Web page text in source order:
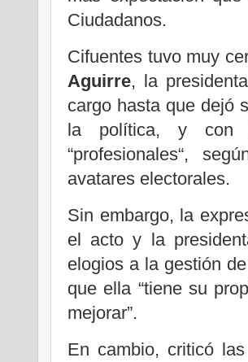
Ciudadanos.
Cifuentes tuvo muy
Aguirre, la
cargo hasta que dejó
la política, y con
“profesionales“,
avatares electorales.
Sin embargo, la
el acto y la
elogios a la gestión
que ella “tiene su
mejorar”.
En cambio, criticó